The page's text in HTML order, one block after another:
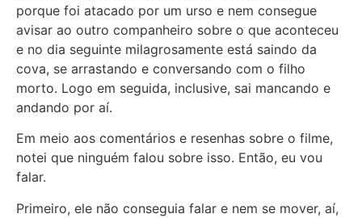
porque foi atacado por um urso e nem consegue
avisar ao outro companheiro sobre o que aconteceu
e no dia seguinte milagrosamente está saindo da
cova, se arrastando e conversando com o filho
morto. Logo em seguida, inclusive, sai mancando e
andando por aí.
Em meio aos comentários e resenhas sobre o filme,
notei que ninguém falou sobre isso. Então, eu vou
falar.
Primeiro, ele não conseguia falar e nem se mover, aí,